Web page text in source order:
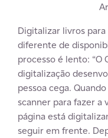
Digitalizar livros
diferente de
processo é lento: “O
digitalização
pessoa cega.
scanner para fazer a
página está
seguir em frente.